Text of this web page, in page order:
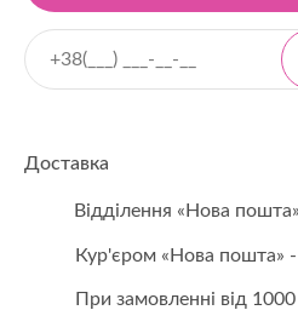
Доставка
Відділення «Нова
Кур'єром «Нова пошта» -
При замовленні від